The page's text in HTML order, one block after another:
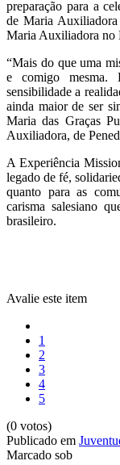
preparação para a
de Maria
Maria Auxiliadora no
“Mais do que uma
e comigo mesma.
sensibilidade a
ainda maior de ser
Maria das Graças
Auxiliadora, de
A Experiência
legado de fé,
quanto para as
carisma salesiano
brasileiro.
Avalie este item
1
2
3
4
5
(0 votos)
Publicado em
Marcado sob